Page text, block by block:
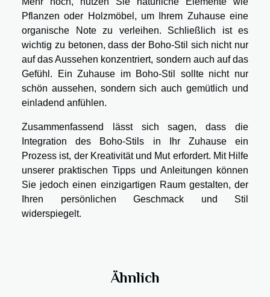
Pflanzen oder Holzmöbel, um Ihrem Zuhause eine
organische Note zu verleihen. Schließlich ist es
wichtig zu betonen, dass der Boho-Stil sich nicht nur
auf das Aussehen konzentriert, sondern auch auf das
Gefühl. Ein Zuhause im Boho-Stil sollte nicht nur
schön aussehen, sondern sich auch gemütlich und
einladend anfühlen.
Zusammenfassend lässt sich sagen, dass die
Integration des Boho-Stils in Ihr Zuhause ein
Prozess ist, der Kreativität und Mut erfordert. Mit Hilfe
unserer praktischen Tipps und Anleitungen können
Sie jedoch einen einzigartigen Raum gestalten, der
Ihren persönlichen Geschmack und Stil
widerspiegelt.
Ähnlich